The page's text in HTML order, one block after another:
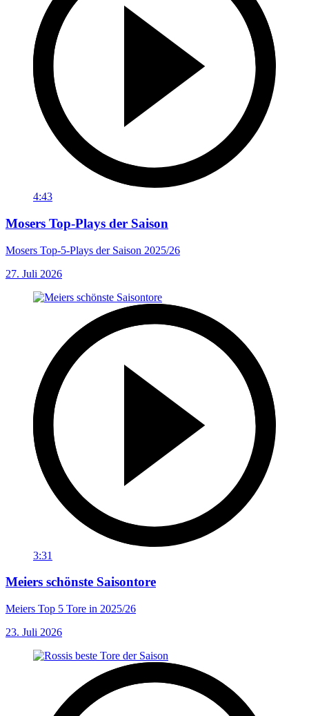
4:43
Mosers Top-Plays der Saison
Mosers Top-5-Plays der Saison 2025/26
27. Juli 2026
3:31
Meiers schönste Saisontore
Meiers Top 5 Tore in 2025/26
23. Juli 2026